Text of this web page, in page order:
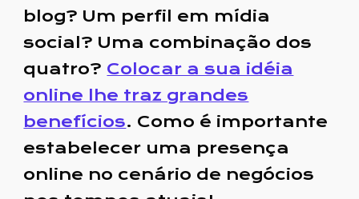
blog? Um perfil em mídia
social? Uma combinação dos
quatro? Colocar a sua idéia
online lhe traz grandes
benefícios. Como é importante
estabelecer uma presença
online no cenário de negócios